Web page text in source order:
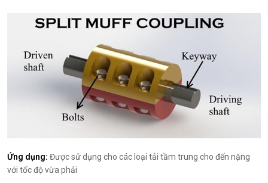
Ứng dụng: Được sử dụng cho các loại tải tầm trung cho đến nặng
với tốc độ vừa phải